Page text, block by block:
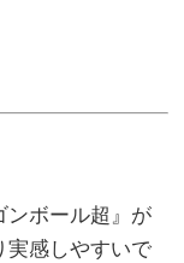
ンボール超』が
実感しやすいで